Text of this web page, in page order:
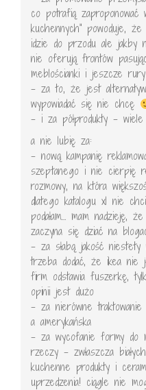
co potrafią zaproponować
kuchennych" powoduje,
idzie do przodu ale jakby
nie oferują frontów
meblościanki i jeszcze
– za to, że jest
wypowiadać się nie chcę
– i za półprodukty –
a nie lubię za:
– nową kampanię
szeptanego i nie cierpię
rozmowy, na która
dlatego katalogu xl nie
podałam… mam nadzieję,
zaczyna się dziać na
– za słabą jakość
trzeba dodać, że ikea nie
firm odstawia fuszerkę,
opinii jest dużo
– za nierówne
a amerykańska
– za wycofanie formy do
rzeczy – zwłaszcza
kuchenne produkty i
uprzedzenia! ciągle nie